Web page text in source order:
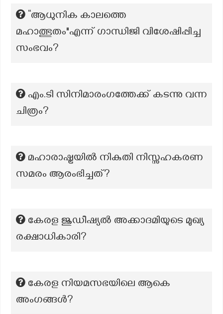
“ആധുനിക കാലത്തെ
മഹാത്ഭുതം"എന്ന് ഗാന്ധിജി വിശേഷിപ്പിച്ച
സംഭവം?
എം.ടി സിനിമാരംഗത്തേക്ക് കടന്നു വന്ന
ചിത്രം?
മഹാരാഷ്ട്രയിൽ നികുതി നിസ്സഹകരണ
സമരം ആരംഭിച്ചത്?
കേരള ജുഡീഷ്യല്‍ അക്കാദമിയുടെ മുഖ്യ
രക്ഷാധികാരി?
കേരള നിയമസഭയിലെ ആകെ
അംഗങ്ങൾ?